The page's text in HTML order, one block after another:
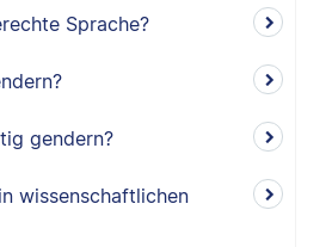
Sprache?
gendern?
wissenschaftlichen